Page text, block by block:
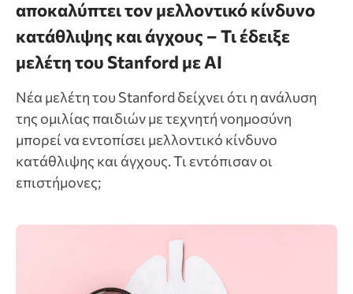
αποκαλύπτει τον μελλοντικό κίνδυνο
κατάθλιψης και άγχους – Τι έδειξε
μελέτη του Stanford με AI
Νέα μελέτη του Stanford δείχνει ότι η ανάλυση
της ομιλίας παιδιών με τεχνητή νοημοσύνη
μπορεί να εντοπίσει μελλοντικό κίνδυνο
κατάθλιψης και άγχους. Τι εντόπισαν οι
επιστήμονες;